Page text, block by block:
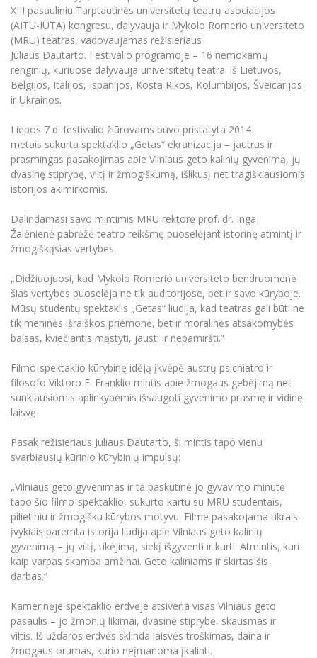
Universiteto teatras
MRU pop vokalinis ansamblis (vadovas Artūras
Novikas)
MRU merginų choras
Neformaliuoju ir (ar) savišvietos būdu įgytų
kompetencijų vertinimas ir pripažinimas
Studijų organizavimas
Erasmus+ mobilumas praktikoms (SMP)
Kitos galimybės
Partnerystės
Azijos centras
Vilniaus Karaliaus Sedžiongo institutas
Frankofoniškų šalių studijų centras
Emocinė gerovė
Mokslo laboratorijos
Žmogaus, aplinkos ir technologijų (HET)
Doktorantūra
Akademinė leidyba
Mokymų LAB
Mokslo naujienos
Kasmetiniai mokslo renginiai
Veiklos dokumentai
Akademinė etika
Darbas MRU
Atributika
Naujienos
Studentams
Studentams
Darbuotojams
Partnerystės
Azijos centras
Vilniaus Karaliaus Sedžiongo institutas
Frankofoniškų šalių studijų centras
Darbuotojams
Partnerystės
Azijos centras
Vilniaus Karaliaus Sedžiongo institutas
Frankofoniškų šalių studijų centras
Darnus vystymasis
Privatumo politika
Negalia ir individualieji poreikiai
Viešai skelbiama informacija
Parama Ukrainai
Civilinė sauga
Korupcijos prevencija
Sūduvos akademija
Tinklalaidės
Bakalauro studijos
Magistrantūros studijos
Vadovų MBA
Teisės LL.M.
Papildomosios studijos
Pedagogų rengimas
Doktorantūros studijos
Privačių interesų deklaravimas
Informacija naujiems darbuotojams
Darbuotojų Moodle (kompetencijų tobulinimui)
Studijų tvarkaraštis
Informacinė sistema "Studijos"
Daugiafaktorinė autentifikacija universiteto
darbuotojams (MFA)
Mokslininkų profiliai "CRIS"
Darbuotojų kvalifikacijos kėlimas
MRU norminių teisės aktų duomenų bazė
Intranetas
eDVS
Microsoft Office 365
MRU mobilios programėlės
Pagalbos sistema
Kontaktų paieška
XIII pasauliniu Tarptautinės universitetų teatrų asociacijos
(AITU-IUTA) kongresu, dalyvauja ir Mykolo Romerio universiteto
(MRU) teatras, vadovaujamas režisieriaus
Juliaus Dautarto. Festivalio programoje – 16 nemokamų
renginių, kuriuose dalyvauja universitetų teatrai iš Lietuvos,
Belgijos, Italijos, Ispanijos, Kosta Rikos, Kolumbijos, Šveicarijos
ir Ukrainos.
Liepos 7 d. festivalio žiūrovams buvo pristatyta 2014
metais sukurta spektaklio „Getas“ ekranizacija – jautrus ir
prasmingas pasakojimas apie Vilniaus geto kalinių gyvenimą, jų
dvasinę stiprybę, viltį ir žmogiškumą, išlikusį net tragiškiausiomis
istorijos akimirkomis.
Dalindamasi savo mintimis MRU rektorė prof. dr. Inga
Žalėnienė pabrėžė teatro reikšmę puoselėjant istorinę atmintį ir
žmogiškąsias vertybes.
„Didžiuojuosi, kad Mykolo Romerio universiteto bendruomenė
šias vertybes puoselėja ne tik auditorijose, bet ir savo kūryboje.
Mūsų studentų spektaklis „Getas“ liudija, kad teatras gali būti ne
tik meninės išraiškos priemonė, bet ir moralinės atsakomybės
balsas, kviečiantis mąstyti, jausti ir nepamiršti.“
Filmo-spektaklio kūrybinę idėją įkvėpė austrų psichiatro ir
filosofo Viktoro E. Franklio mintis apie žmogaus gebėjimą net
sunkiausiomis aplinkybėmis išsaugoti gyvenimo prasmę ir vidinę
laisvę
Pasak režisieriaus Juliaus Dautarto, ši mintis tapo vienu
svarbiausių kūrinio kūrybinių impulsų:
„Vilniaus geto gyvenimas ir ta paskutinė jo gyvavimo minutė
tapo šio filmo-spektaklio, sukurto kartu su MRU studentais,
pilietiniu ir žmogišku kūrybos motyvu. Filme pasakojama tikrais
įvykiais paremta istorija liudija apie Vilniaus geto kalinių
gyvenimą – jų viltį, tikėjimą, siekį išgyventi ir kurti. Atmintis, kuri
kaip varpas skamba amžinai. Geto kaliniams ir skirtas šis
darbas.“
Kamerinėje spektaklio erdvėje atsiveria visas Vilniaus geto
pasaulis – jo žmonių likimai, dvasinė stiprybė, skausmas ir
viltis. Iš uždaros erdvės sklinda laisvės troškimas, daina ir
žmogaus orumas, kurio neįmanoma įkalinti.